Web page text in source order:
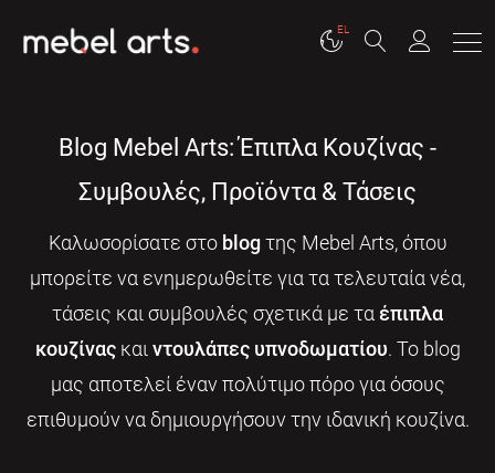
EL
Blog Mebel Arts: Έπιπλα Κουζίνας -
Συμβουλές, Προϊόντα & Τάσεις
Καλωσορίσατε στο blogτης Mebel Arts, όπου
μπορείτε να ενημερωθείτε για τα τελευταία νέα,
τάσεις και συμβουλές σχετικά με τα έπιπλα
κουζίναςκαι ντουλάπες υπνοδωματίου. Το blog
μας αποτελεί έναν πολύτιμο πόρο για όσους
επιθυμούν να δημιουργήσουν την ιδανική κουζίνα.